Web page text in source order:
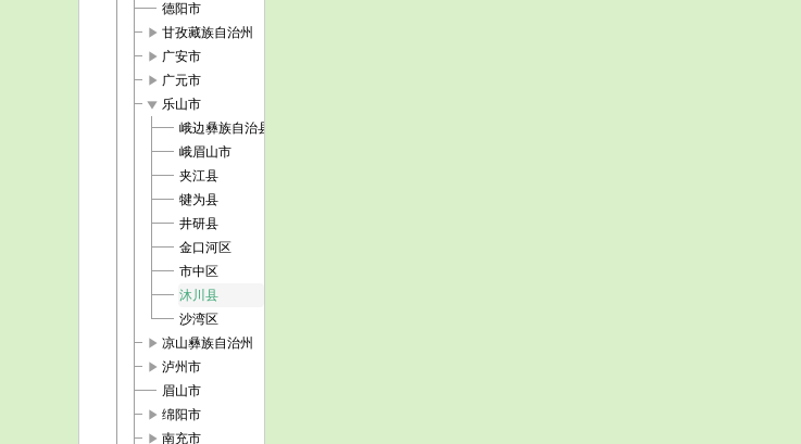
德阳市
play_arrow 甘孜藏族自治州
play_arrow 广安市
play_arrow 广元市
play_arrow 乐山市
峨边彝族自治县
峨眉山市
夹江县
犍为县
井研县
金口河区
市中区
沐川县
沙湾区
play_arrow 凉山彝族自治州
play_arrow 泸州市
眉山市
play_arrow 绵阳市
play_arrow 南充市